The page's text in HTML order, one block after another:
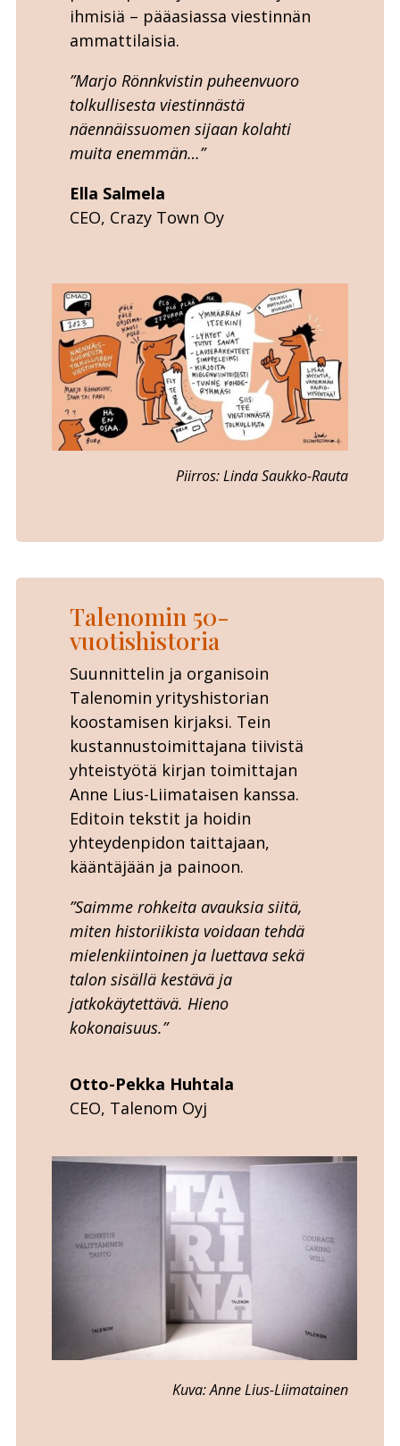
ihmisiä – pääasiassa viestinnän
ammattilaisia.
”Marjo Rönnkvistin puheenvuoro
tolkullisesta viestinnästä
näennäissuomen sijaan kolahti
muita enemmän…”
Ella Salmela
CEO, Crazy Town Oy
Piirros: Linda Saukko-Rauta
Talenomin 50-
vuotishistoria
Suunnittelin ja organisoin
Talenomin yrityshistorian
koostamisen kirjaksi. Tein
kustannustoimittajana tiivistä
yhteistyötä kirjan toimittajan
Anne Lius-Liimataisen kanssa.
Editoin tekstit ja hoidin
yhteydenpidon taittajaan,
kääntäjään ja painoon.
”Saimme rohkeita avauksia siitä,
miten historiikista voidaan tehdä
mielenkiintoinen ja luettava sekä
talon sisällä kestävä ja
jatkokäytettävä. Hieno
kokonaisuus.”
Otto-Pekka Huhtala
CEO, Talenom Oyj
Kuva: Anne Lius-Liimatainen